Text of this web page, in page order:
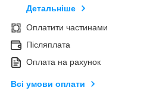
Детальніше
Оплатити частинами
Післяплата
Оплата на рахунок
Всі умови оплати